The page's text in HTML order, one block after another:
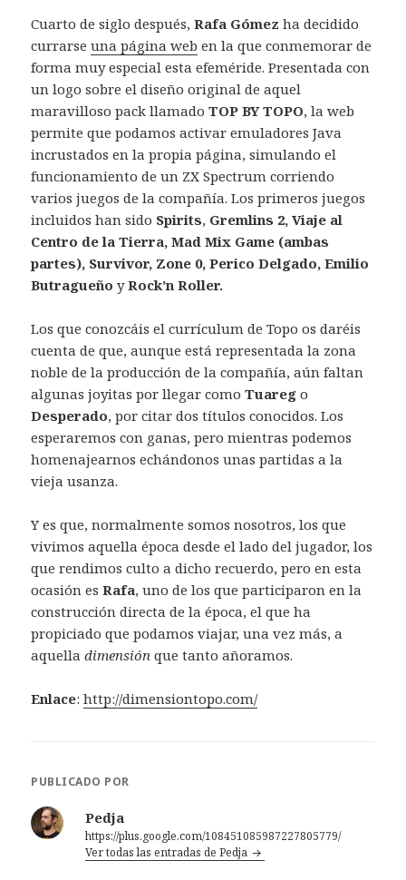
Cuarto de siglo después,Rafa Gómez ha decidido
currarseuna página web en la que conmemorar de
forma muy especial esta efeméride. Presentada con
un logo sobre el diseño original de aquel
maravilloso pack llamadoTOP BY TOPO, la web
permite que podamos activar emuladores Java
incrustados en la propia página, simulando el
funcionamiento de un ZX Spectrum corriendo
varios juegos de la compañía. Los primeros juegos
incluidos han sido Spirits, Gremlins 2, Viaje al
Centro de la Tierra, Mad Mix Game (ambas
partes), Survivor, Zone 0, Perico Delgado, Emilio
ButragueñoyRock’n Roller.
Los que conozcáis el currículum de Topo os daréis
cuenta de que, aunque está representada la zona
noble de la producción de la compañía, aún faltan
algunas joyitas por llegar comoTuarego
Desperado, por citar dos títulos conocidos. Los
esperaremos con ganas, pero mientras podemos
homenajearnos echándonos unas partidas a la
vieja usanza.
Y es que, normalmente somos nosotros, los que
vivimos aquella época desde el lado del jugador, los
que rendimos culto a dicho recuerdo, pero en esta
ocasión es Rafa, uno de los que participaron en la
construcción directa de la época, el que ha
propiciado que podamos viajar, una vez más, a
aquelladimensión que tanto añoramos.
Enlace:http://dimensiontopo.com/
PUBLICADO POR
Pedja
https://plus.google.com/108451085987227805779/
Ver todas las entradas de Pedja